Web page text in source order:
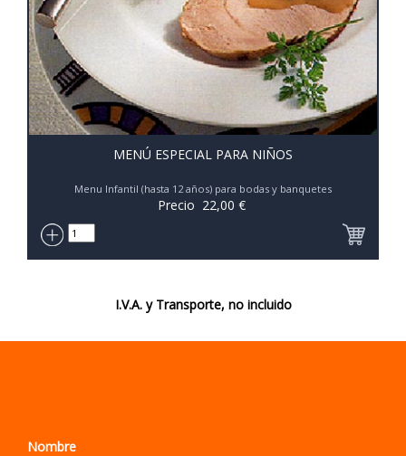
MENÚ ESPECIAL PARA NIÑOS
Menu Infantil (hasta 12 años) para bodas y banquetes
Precio 22,00 €
I.V.A. y Transporte, no incluido
Nombre